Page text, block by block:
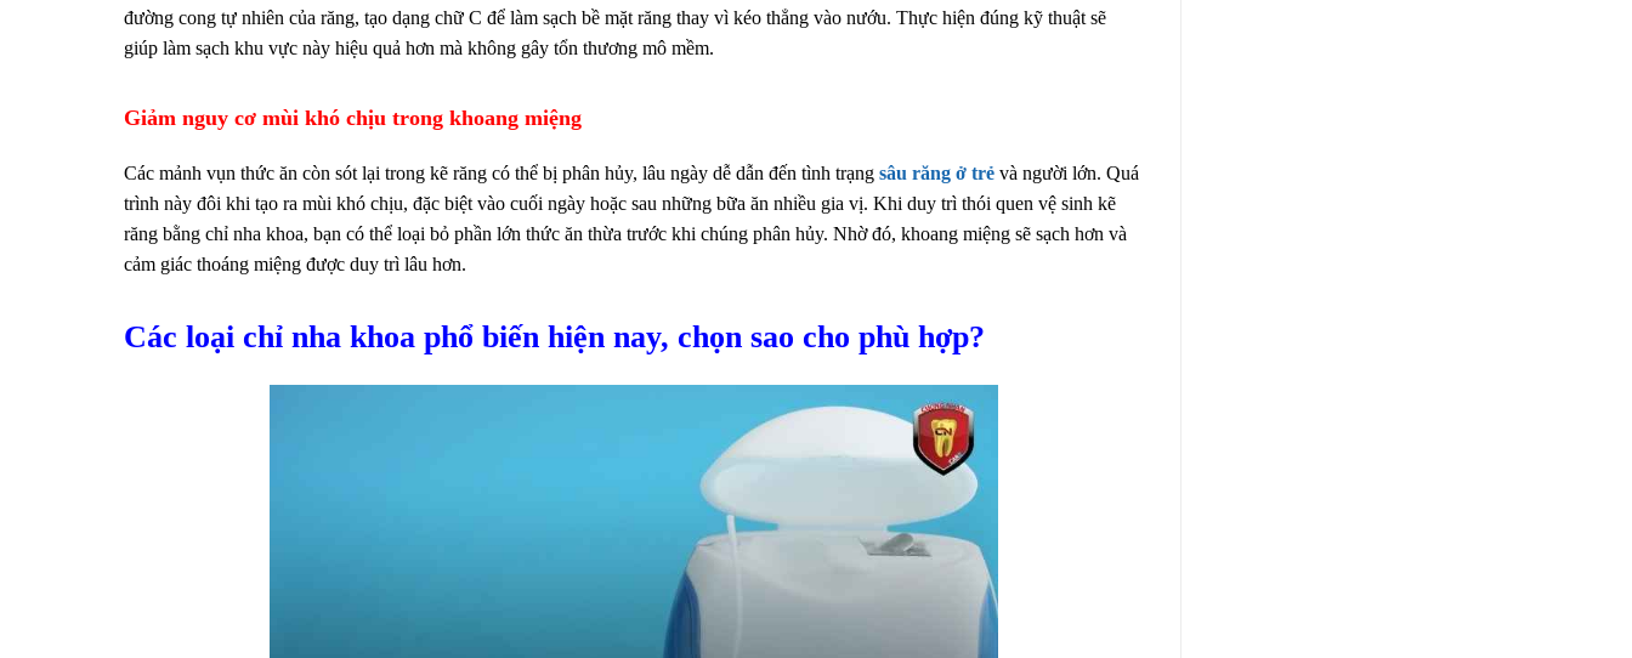
đường cong tự nhiên của răng, tạo dạng chữ C để làm sạch bề mặt răng thay vì kéo thẳng vào nướu. Thực hiện đúng kỹ thuật sẽ
giúp làm sạch khu vực này hiệu quả hơn mà không gây tổn thương mô mềm.
Giảm nguy cơ mùi khó chịu trong khoang miệng
Các mảnh vụn thức ăn còn sót lại trong kẽ răng có thể bị phân hủy, lâu ngày dễ dẫn đến tình trạng sâu răng ở trẻ và người lớn. Quá
trình này đôi khi tạo ra mùi khó chịu, đặc biệt vào cuối ngày hoặc sau những bữa ăn nhiều gia vị. Khi duy trì thói quen vệ sinh kẽ
răng bằng chỉ nha khoa, bạn có thể loại bỏ phần lớn thức ăn thừa trước khi chúng phân hủy. Nhờ đó, khoang miệng sẽ sạch hơn và
cảm giác thoáng miệng được duy trì lâu hơn.
Các loại chỉ nha khoa phổ biến hiện nay, chọn sao cho phù hợp?